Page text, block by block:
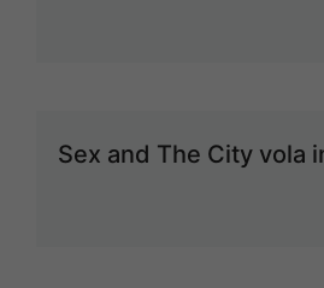
Sex and The City vola